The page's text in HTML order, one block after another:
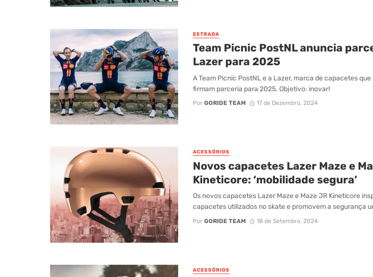
ESTRADA
Team Picnic PostNL anuncia
Lazer para 2025
A Team Picnic PostNL e a Lazer, marca de capacetes
firmam parceria para 2025. Objetivo: inovar!
Por GORIDE TEAM 17 de Dezembro, 2024
ACESSÓRIOS
Novos capacetes Lazer Maze e
Kineticore: ‘mobilidade segura’
Os novos capacetes Lazer Maze e Maze JR Kineticore
capacetes utilizados no skate e promovem a segurança
Por GORIDE TEAM 18 de Setembro, 2024
ACESSÓRIOS